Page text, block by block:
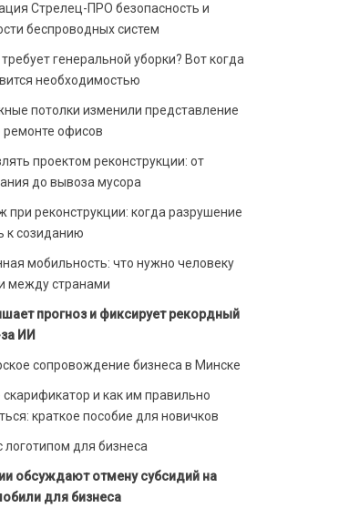
Стрелец-ПРО безопасность и
беспроводных систем
генеральной уборки? Вот когда
необходимостью
потолки изменили представление
ремонте офисов
проектом реконструкции: от
до вывоза мусора
при реконструкции: когда разрушение
к созиданию
мобильность: что нужно человеку
между странами
прогноз и фиксирует рекордный
ИИ
сопровождение бизнеса в Минске
скарификатор и как им правильно
краткое пособие для новичков
логотипом для бизнеса
обсуждают отмену субсидий на
для бизнеса